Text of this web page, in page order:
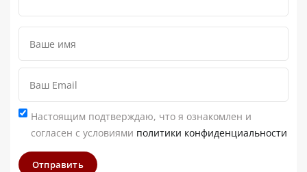
Настоящим подтверждаю, что я ознакомлен и
согласен с условиями политики конфиденциальности
Отправить